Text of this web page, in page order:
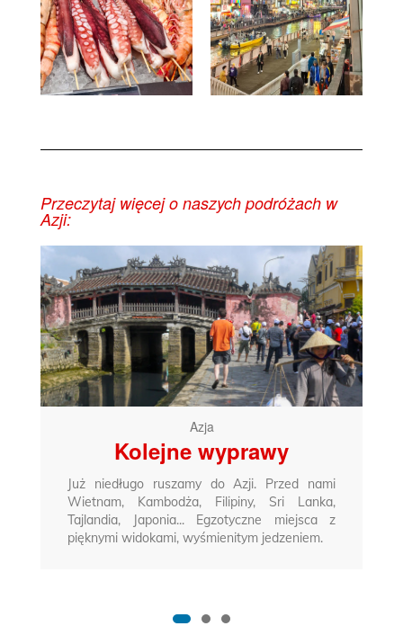
Przeczytaj więcej o naszych podróżach w
Azji:
Azja
Kolejne wyprawy
Już niedługo ruszamy do Azji. Przed nami
Wietnam, Kambodża, Filipiny, Sri Lanka,
Tajlandia, Japonia... Egzotyczne miejsca z
pięknymi widokami, wyśmienitym jedzeniem.